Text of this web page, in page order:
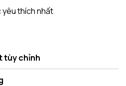
thích nhất
tùy chỉnh